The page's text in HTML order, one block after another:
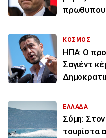
ΚΟΣΜΟΣ
ΗΠΑ: Ο
Σαγιέντ
ΕΛΛΑΔΑ
Σύμη:
τουρίστα